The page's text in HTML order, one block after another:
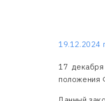
19.12.2024
17
положения